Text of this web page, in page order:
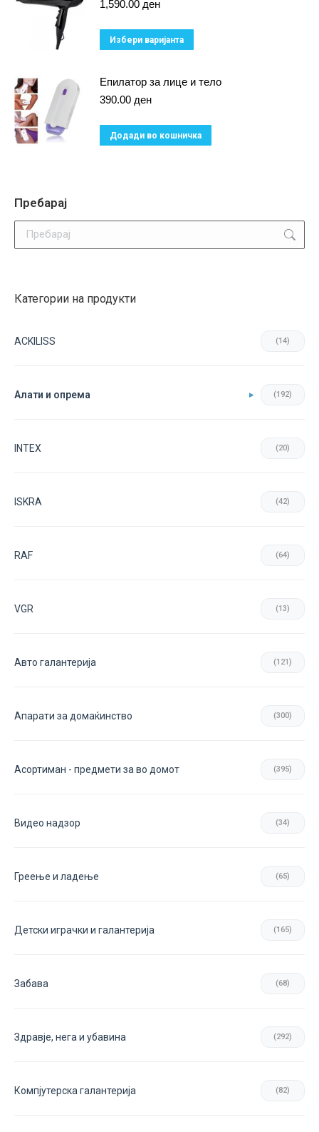
may
chosen
on
1,590.00 ден
Избери варијанта
has
The
chosen
Епилатор за лице и тело
390.00 ден
Додади во кошничка
Пребарај
Категории на продукти
ACKILISS (14)
Aлати и опрема (192)
INTEX (20)
ISKRA (42)
RAF (64)
VGR (13)
Авто галантерија (121)
Апарати за домаќинство (300)
Асортиман - предмети за во домот (395)
Видео надзор (34)
Греење и ладење (65)
Детски играчки и галантерија (165)
Забава (68)
Здравје, нега и убавина (292)
Компјутерска галантерија (82)